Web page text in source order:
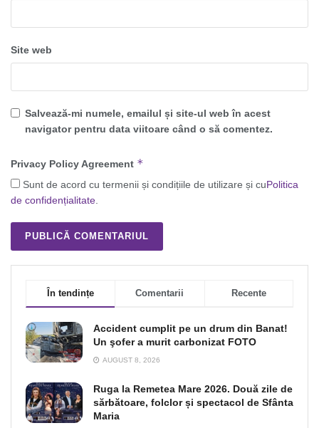
Site web
Salvează-mi numele, emailul și site-ul web în acest
navigator pentru data viitoare când o să comentez.
Privacy Policy Agreement *
Sunt de acord cu termenii și condițiile de utilizare și cuPolitica
de confidențialitate
În tendințe Comentarii Recente
Accident cumplit pe un drum din Banat!
Un şofer a murit carbonizat FOTO
AUGUST 8, 2026
Ruga la Remetea Mare 2026. Două zile de
sărbătoare, folclor și spectacol de Sfânta
Maria